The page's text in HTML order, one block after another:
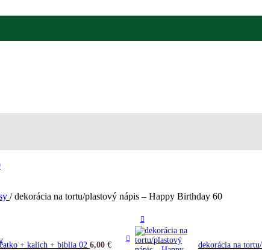
/ dekorácia na tortu/plastový nápis – Happy Birthday 60
+ kalich + biblia 02 6,00 € dekorácia na